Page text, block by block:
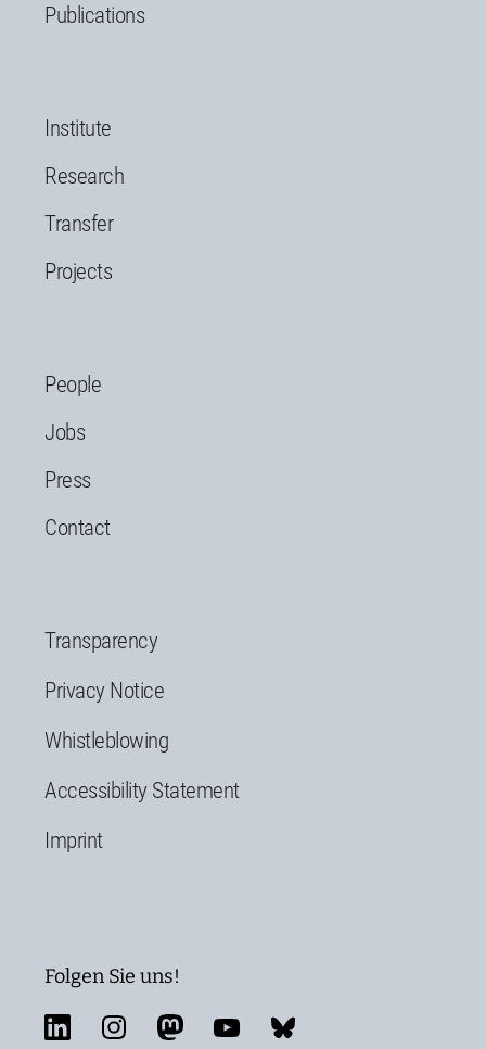
Publications
Institute
Research
Transfer
Projects
People
Jobs
Press
Contact
Transparency
Privacy Notice
Whistleblowing
Accessibility Statement
Imprint
Folgen Sie uns!